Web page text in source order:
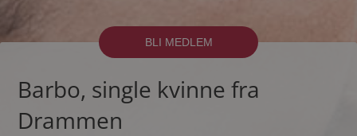
BLI MEDLEM
Barbo, single kvinne fra
Drammen